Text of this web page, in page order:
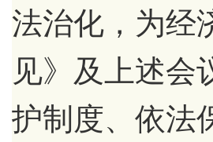
法治化，为经
见》及上述会
护制度、依法